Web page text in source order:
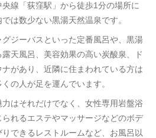
線「荻窪駅」から徒歩1分の場所に
は数少ない黒湯天然温泉です。
ジーバスといった定番風呂や、黒湯
天風呂、美容効果の高い炭酸泉、ド
があり、近隣に住まわれている方は
の人が足を運んでいます。
はそれだけでなく、女性専用岩盤浴
れるエステやマッサージなどのボデ
できるレストルームなど、お風呂以